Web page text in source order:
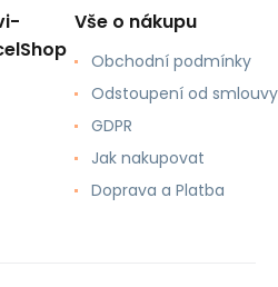
Vše o nákupu
Obchodní podmínky
Odstoupení od smlouvy
GDPR
Jak nakupovat
Doprava a Platba